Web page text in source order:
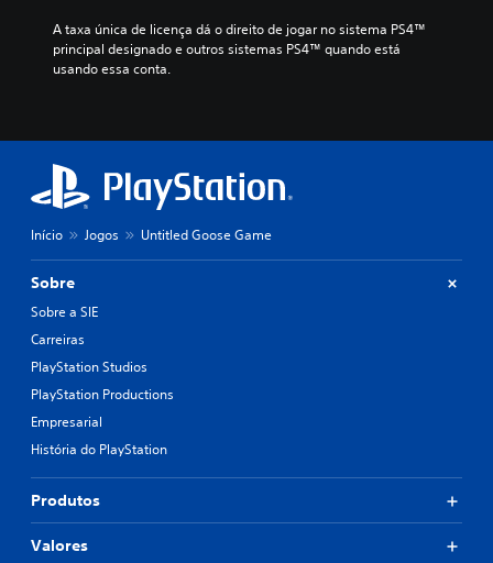
A taxa única de licença dá o direito de jogar no sistema PS4™
principal designado e outros sistemas PS4™ quando está
usando essa conta.
Início Jogos Untitled Goose Game
Sobre
Sobre a SIE
Carreiras
PlayStation Studios
PlayStation Productions
Empresarial
História do PlayStation
Produtos
Valores